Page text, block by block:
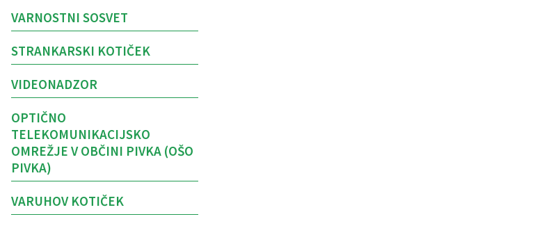
VARNOSTNI SOSVET
STRANKARSKI KOTIČEK
VIDEONADZOR
OPTIČNO
TELEKOMUNIKACIJSKO
OMREŽJE V OBČINI PIVKA (OŠO
PIVKA)
VARUHOV KOTIČEK